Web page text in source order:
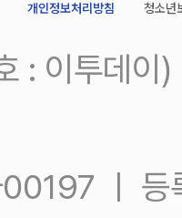
개인정보처리방침 청소년
: 이투데
00197 ㅣ